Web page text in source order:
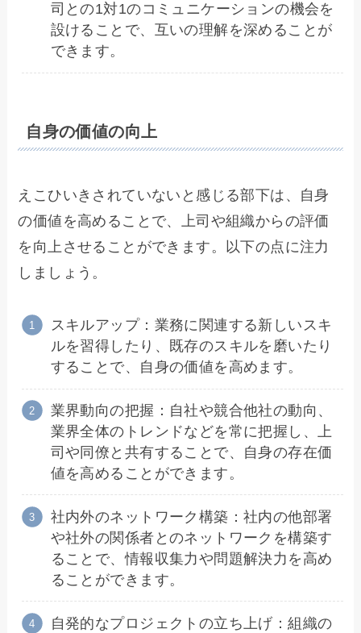
司との1対1のコミュニケーションの機会を
設けることで、互いの理解を深めることが
できます。
自身の価値の向上
えこひいきされていないと感じる部下は、自身
の価値を高めることで、上司や組織からの評価
を向上させることができます。以下の点に注力
しましょう。
スキルアップ：業務に関連する新しいスキ
ルを習得したり、既存のスキルを磨いたり
することで、自身の価値を高めます。
業界動向の把握：自社や競合他社の動向、
業界全体のトレンドなどを常に把握し、上
司や同僚と共有することで、自身の存在価
値を高めることができます。
社内外のネットワーク構築：社内の他部署
や社外の関係者とのネットワークを構築す
ることで、情報収集力や問題解決力を高め
ることができます。
自発的なプロジェクトの立ち上げ：組織の